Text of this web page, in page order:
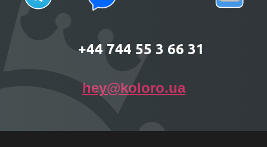
+44 744 55 3 66 31
hey@koloro.ua